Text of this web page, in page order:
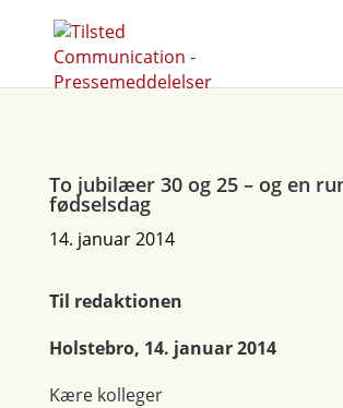
To jubilæer 30 og 25 – og en
fødselsdag
14. januar 2014
Til redaktionen
Holstebro, 14. januar 2014
Kære kolleger